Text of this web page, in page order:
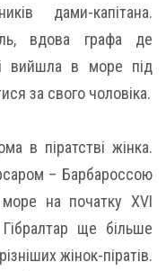
дами-капітана.
вдова графа де
вийшла в море під
за свого чоловіка.
в піратстві жінка.
– Барбароссою
на початку XVI
ще більше
жінок-піратів.